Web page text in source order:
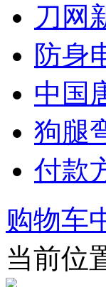
刀网
防身
中国
狗腿
付款
购物车
当前位